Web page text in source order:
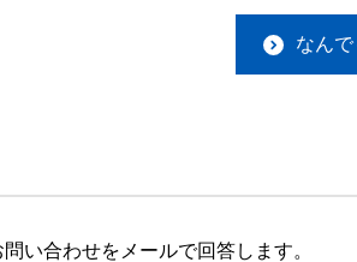
なん
い合わせをメールで回答します。